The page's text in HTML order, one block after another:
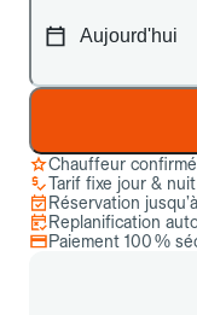
Chauffeur
Tarif fixe jour &
Réservation
Replanification
Paiement 100 %